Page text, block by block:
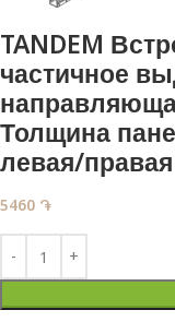
TANDEM
частичное
Толщина
левая/правая
5460 ֏